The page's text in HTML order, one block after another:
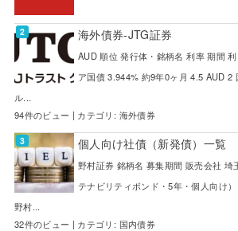
海外債券-JTG証券
AUD 順位 発行体・銘柄名 利率 期間
ア国債 3.944% 約9年0ヶ月 4.5 AUD 2
ル...
94件のビュー | カテゴリ: 海外債券
個人向け社債（新発債）一覧
野村証券 銘柄名 募集期間 販売会社 埼
テナビリティボンド・5年・個人向け
野村...
32件のビュー | カテゴリ: 国内債券